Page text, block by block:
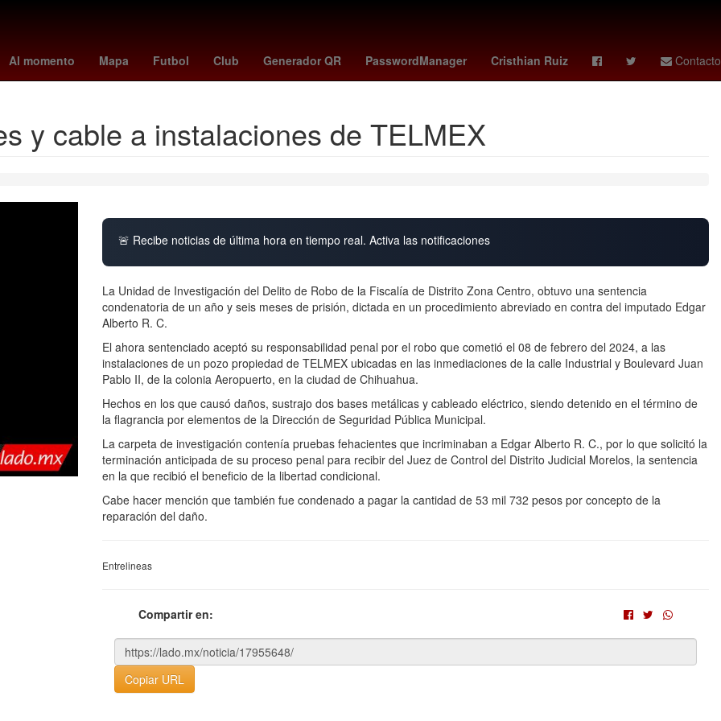
Al momento Mapa Futbol Club Generador QR PasswordManager Cristhian Ruiz Contacto
Aguascalientes 27 de marzo Incendio Gobierno 2024 Argentina Rosario kenedy
y cable a instalaciones de TELMEX
🚨 Recibe noticias de última hora en tiempo real. Activa las notificaciones
La Unidad de Investigación del Delito de Robo de la Fiscalía de Distrito Zona Centro, obtuvo una sentencia
condenatoria de un año y seis meses de prisión, dictada en un procedimiento abreviado en contra del imputado Edgar
Alberto R. C.
El ahora sentenciado aceptó su responsabilidad penal por el robo que cometió el 08 de febrero del 2024, a las
instalaciones de un pozo propiedad de TELMEX ubicadas en las inmediaciones de la calle Industrial y Boulevard Juan
Pablo II, de la colonia Aeropuerto, en la ciudad de Chihuahua.
Hechos en los que causó daños, sustrajo dos bases metálicas y cableado eléctrico, siendo detenido en el término de
la flagrancia por elementos de la Dirección de Seguridad Pública Municipal.
La carpeta de investigación contenía pruebas fehacientes que incriminaban a Edgar Alberto R. C., por lo que solicitó la
terminación anticipada de su proceso penal para recibir del Juez de Control del Distrito Judicial Morelos, la sentencia
en la que recibió el beneficio de la libertad condicional.
Cabe hacer mención que también fue condenado a pagar la cantidad de 53 mil 732 pesos por concepto de la
reparación del daño.
Entrelineas
Compartir en:
Copiar URL